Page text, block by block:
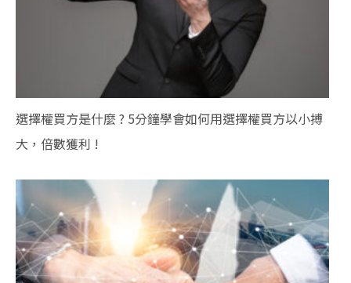
選擇權買方是什麼 ? 5分鐘學會如何用選擇權買方以小搏
大，倍數獲利 !